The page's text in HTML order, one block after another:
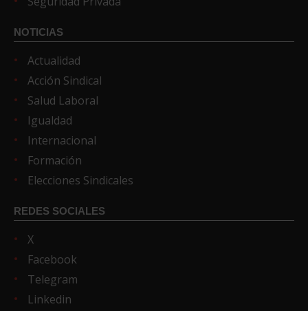
NOTICIAS
Actualidad
Acción Sindical
Salud Laboral
Igualdad
Internacional
Formación
Elecciones Sindicales
REDES SOCIALES
X
Facebook
Telegram
Linkedin